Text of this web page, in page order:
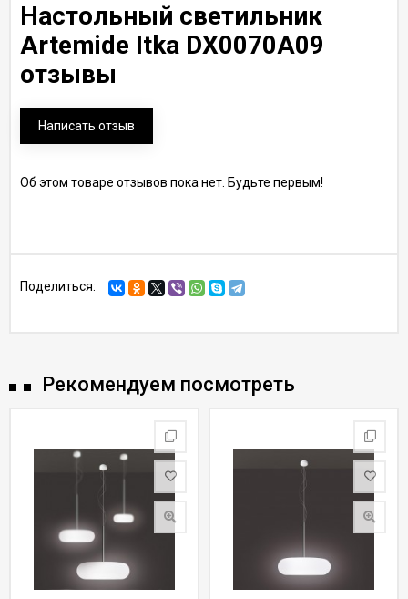
Настольный светильник
Artemide Itka DX0070A09
отзывы
Написать отзыв
Об этом товаре отзывов пока нет. Будьте первым!
Поделиться:
Рекомендуем посмотреть